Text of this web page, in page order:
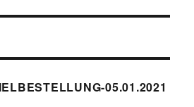
05.01.2021